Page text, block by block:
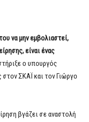
να μην εμβολιαστεί,
είναι ένας
ο υπουργός
ΣΚΑΪ και τον Γιώργο
βγάζει σε αναστολή